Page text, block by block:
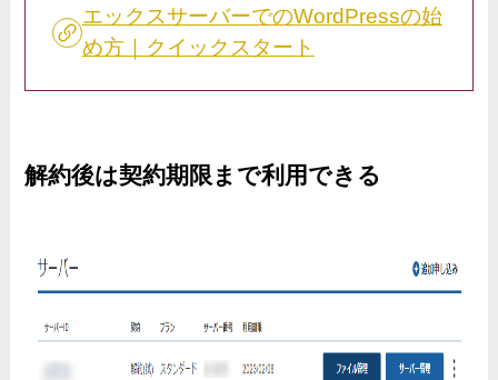
エックスサーバーでのWordPressの始
め方｜クイックスタート
解約後は契約期限まで利用できる